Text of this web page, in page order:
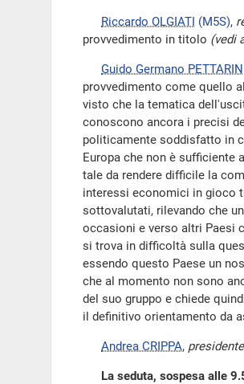
Riccardo OLGIATI (M5S),
provvedimento in titolo (vedi
Guido Germano PETTARIN
provvedimento come quello
visto che la tematica
conoscono ancora i precisi
politicamente soddisfatto in
Europa che non è sufficiente
tale da rendere difficile la
interessi economici in gioco
sottovalutati, rilevando che
occasioni e verso altri Paesi
si trova in difficoltà sulla
essendo questo Paese un
che al momento non sono
del suo gruppo e chiede
il definitivo orientamento da
Andrea CRIPPA, presidente
La seduta, sospesa alle